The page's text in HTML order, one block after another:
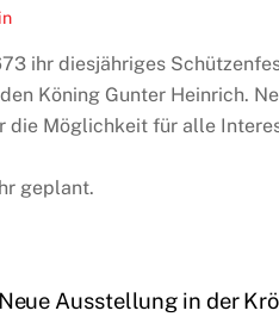
ihr diesjähriges
Köning Gunter Heinrich.
die Möglichkeit für alle
geplant.
Neue Ausstellung in der